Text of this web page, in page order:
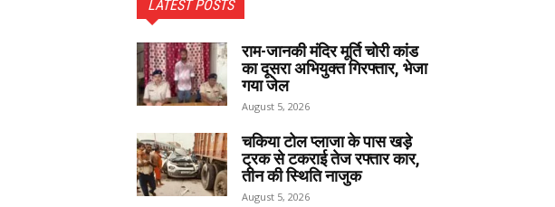
LATEST POSTS
राम-जानकी मंदिर मूर्ति चोरी कांड
का दूसरा अभियुक्त गिरफ्तार, भेजा
गया जेल
August 5, 2026
चकिया टोल प्लाजा के पास खड़े
ट्रक से टकराई तेज रफ्तार कार,
तीन की स्थिति नाजुक
August 5, 2026